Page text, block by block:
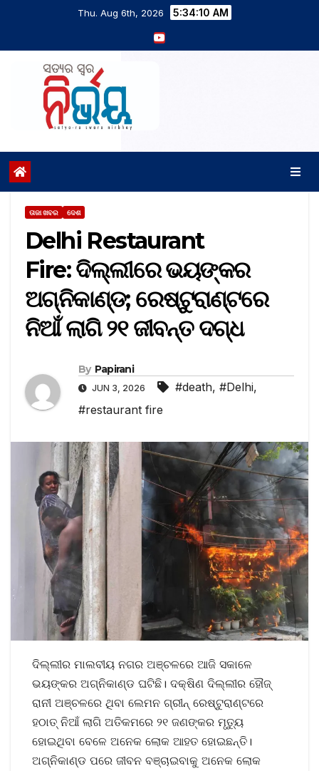
Thu. Aug 6th, 2026 5:34:11 AM
ତାଜା ଖବର ଦେଶ
Delhi Restaurant
Fire: ଦିଲ୍ଲୀରେ ଭୟଙ୍କର
ଅଗ୍ନିକାଣ୍ଡ; ରେଷ୍ଟୁରାଣ୍ଟରେ
ନିଆଁ ଲାଗି ୨୧ ଜୀବନ୍ତ ଦଗ୍ଧ
By Papirani
JUN 3, 2026 #death, #Delhi,
#restaurant fire
ଦିଲ୍ଲୀର ମାଲବୀୟ ନଗର ଅଞ୍ଚଳରେ ଆଜି ସକାଳେ
ଭୟଙ୍କର ଅଗ୍ନିକାଣ୍ଡ ଘଟିଛି। ଦକ୍ଷିଣ ଦିଲ୍ଲୀର ହୌଜ୍
ରାନୀ ଅଞ୍ଚଳରେ ଥିବା ଲେମନ ଗ୍ରୀନ୍ ରେଷ୍ଟୁରାଣ୍ଟରେ
ହଠାତ୍ ନିଆଁ ଲାଗି ଅତିକମରେ ୨୧ ଜଣଙ୍କର ମୃତ୍ୟୁ
ହୋଇଥିବା ବେଳେ ଅନେକ ଲୋକ ଆହତ ହୋଇଛନ୍ତି।
ଅଗ୍ନିକାଣ୍ଡ ପରେ ଜୀବନ ବଞ୍ଚାଇବାକୁ ଅନେକ ଲୋକ